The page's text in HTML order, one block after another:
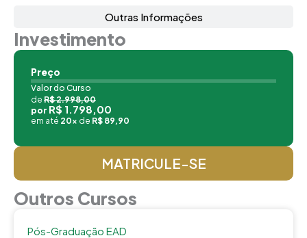
Outras Informações
Investimento
Preço
Valor do Curso
de R$ 2.998,00
por R$ 1.798,00
em até 20x de R$ 89,90
MATRICULE-SE
Outros Cursos
Pós-Graduação EAD